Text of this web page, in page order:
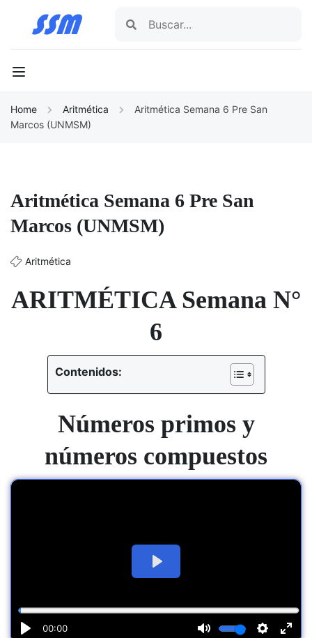
Home Aritmética
Aritmética Semana 6 Pre San
Marcos (UNMSM)
Aritmética Semana 6 Pre San
Marcos (UNMSM)
Aritmética
ARITMÉTICA Semana N°
6
Contenidos:
Números primos y
números compuestos